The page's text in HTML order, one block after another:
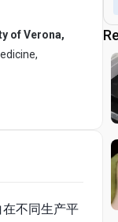
of Verona,
不同生产平